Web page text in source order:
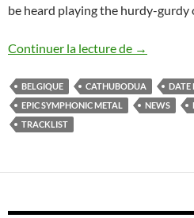
be heard playing the hurdy-gurdy
Continuer la lecture de →
BELGIQUE CATHUBODUA
DATE
EPIC SYMPHONIC METAL
NEWS
TRACKLIST